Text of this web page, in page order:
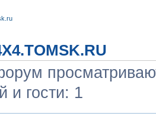
и гости: 1